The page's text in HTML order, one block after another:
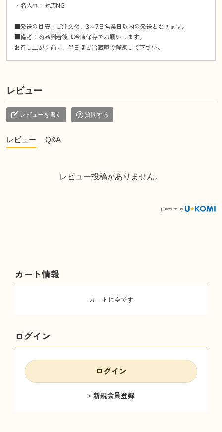
・名入れ：対応NG
■発送の目安：ご注文後、3～7日営業日以内の発送となります。
■備考：商品到着後は冷凍保存でお願いします。
お召し上がり前に、半日ほど冷蔵庫で解凍して下さい。
レビュー
レビューを書く 質問する
レビュー Q&A
レビュー投稿がありません。
カート情報
カートは空です
ログイン
ログイン
新規会員登録